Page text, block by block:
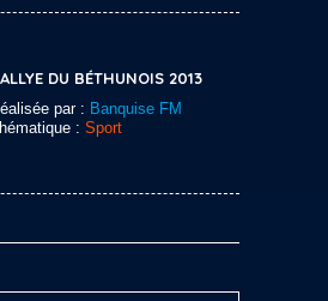
DU BÉTHUNOIS 2013
par : Banquise FM
: Sport